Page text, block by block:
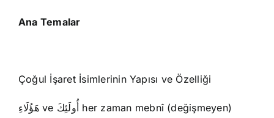
Ana Temalar
Çoğul İşaret İsimlerinin Yapısı ve Özelliği
هَؤُلَاءِ ve أُولَئِكَ her zaman mebnî (değişmeyen)